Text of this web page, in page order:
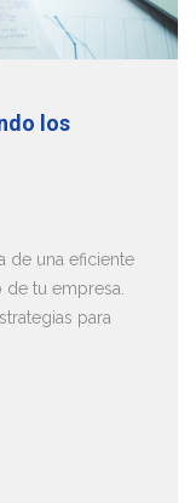
los
de una eficiente
tu empresa.
para